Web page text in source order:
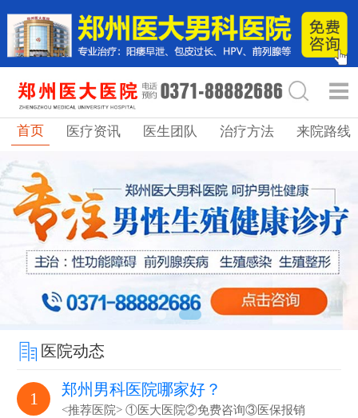
首页 医疗资讯 医生团队 治疗方法 来院路线
医院动态
1 郑州男科医院哪家好？
<推荐医院> ①医大医院②免费咨询③医保报销